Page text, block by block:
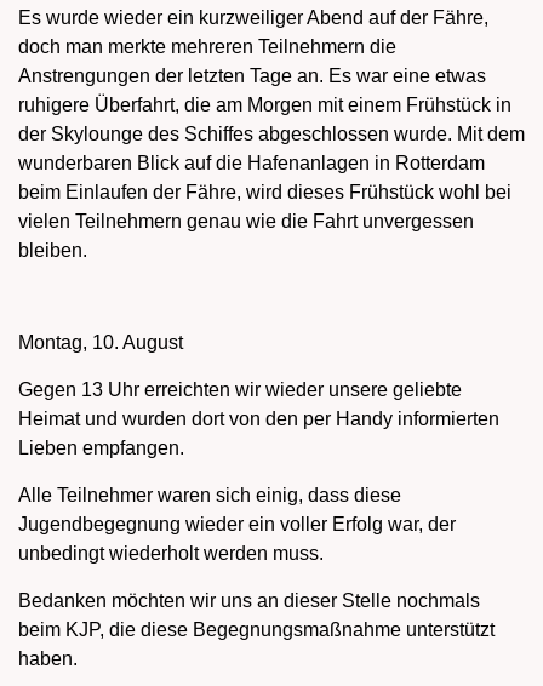
Es wurde wieder ein kurzweiliger Abend auf der Fähre,
doch man merkte mehreren Teilnehmern die
Anstrengungen der letzten Tage an. Es war eine etwas
ruhigere Überfahrt, die am Morgen mit einem Frühstück in
der Skylounge des Schiffes abgeschlossen wurde. Mit dem
wunderbaren Blick auf die Hafenanlagen in Rotterdam
beim Einlaufen der Fähre, wird dieses Frühstück wohl bei
vielen Teilnehmern genau wie die Fahrt unvergessen
bleiben.
Montag, 10. August
Gegen 13 Uhr erreichten wir wieder unsere geliebte
Heimat und wurden dort von den per Handy informierten
Lieben empfangen.
Alle Teilnehmer waren sich einig, dass diese
Jugendbegegnung wieder ein voller Erfolg war, der
unbedingt wiederholt werden muss.
Bedanken möchten wir uns an dieser Stelle nochmals
beim KJP, die diese Begegnungsmaßnahme unterstützt
haben.